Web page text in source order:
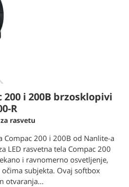
i 200B brzosklopivi
R
rasvetu
Compac 200 i 200B od Nanlite-a
LED rasvetna tela Compac 200
i ravnomerno osvetljenje,
subjekta. Ovaj softbox
otvaranja...